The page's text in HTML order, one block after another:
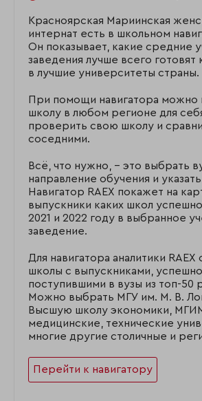
Красноярская Мариинская
интернат есть в школьном
Он показывает, какие средние
заведения лучше всего готовят
в лучшие университеты страны.
При помощи навигатора можно
школу в любом регионе для
проверить свою школу и
соседними.
Всё, что нужно, – это выбрать
направление обучения и
Навигатор RAEX покажет на
выпускники каких школ
2021 и 2022 году в выбранное
заведение.
Для навигатора аналитики RAEX
школы с выпускниками, успешно
поступившими в вузы из топ-50
Можно выбрать МГУ им. М. В.
Высшую школу экономики,
медицинские, технические
многие другие столичные и
Перейти к навигатору